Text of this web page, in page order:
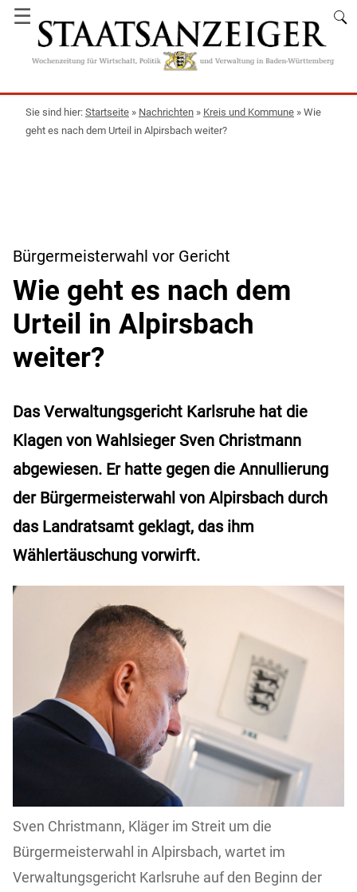
☰
Startseite » Nachrichten » Kreis und Kommune » Wie
geht es nach dem Urteil in Alpirsbach weiter?
Bürgermeisterwahl vor Gericht
Wie geht es nach dem
Urteil in Alpirsbach
weiter?
Das Verwaltungsgericht Karlsruhe hat die
Klagen von Wahlsieger Sven Christmann
abgewiesen. Er hatte gegen die Annullierung
der Bürgermeisterwahl von Alpirsbach durch
das Landratsamt geklagt, das ihm
Wählertäuschung vorwirft.
Sven Christmann, Kläger im Streit um die
Bürgermeisterwahl in Alpirsbach, wartet im
Verwaltungsgericht Karlsruhe auf den Beginn der